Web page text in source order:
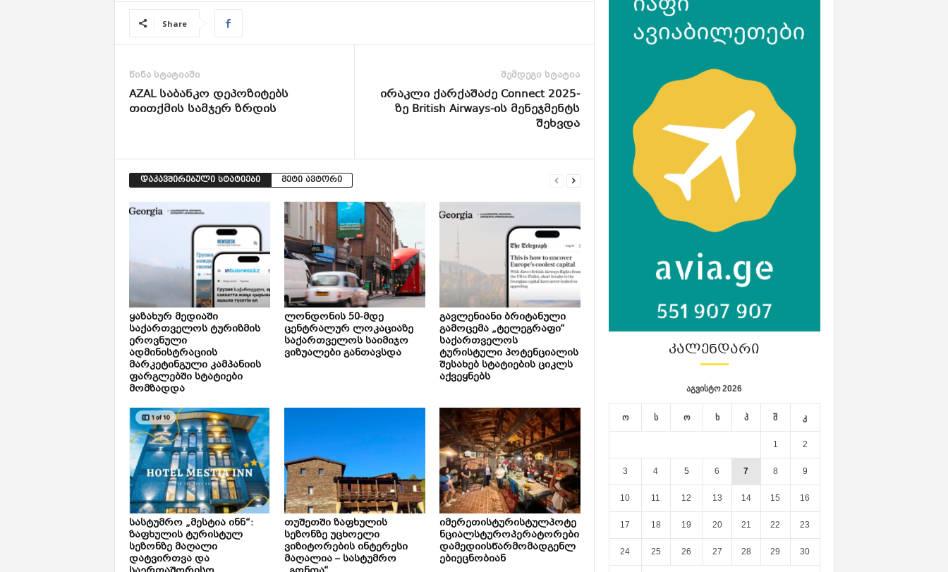
Share
წინა სტატიაში
AZAL საბანკო დეპოზიტებს
თითქმის სამჯერ ზრდის
შემდეგი სტატია
ირაკლი ქარქაშაძე Connect 2025-
ზე British Airways-ის მენეჯმენტს
შეხვდა
დაკავშირებული სტატიები მეტი ავტორი
ყაზახურ მედიაში
საქართველოს ტურიზმის
ეროვნული
ადმინისტრაციის
მარკეტინგული კამპანიის
ფარგლებში სტატიები
მომზადდა
ლონდონის 50-მდე
ცენტრალურ ლოკაციაზე
საქართველოს საიმიჯო
ვიზუალები განთავსდა
გავლენიანი ბრიტანული
გამოცემა „ტელეგრაფი“
საქართველოს
ტურისტული პოტენციალის
შესახებ სტატიების ციკლს
აქვეყნებს
სასტუმრო „მესტია ინნ“:
ზაფხულის ტურისტულ
სეზონზე მაღალი
დატვირთვა და
თუშეთში ზაფხულის
სეზონზე უცხოელი
ვიზიტორების ინტერესი
მაღალია – სასტუმრო
იმერეთისტურისტულპოტე
ნციალსტუროპერატორები
დამედიისწარმომადგენლ
ებიეცნობიან
ᲙᲐᲚᲔᲜᲓᲐᲠᲘ
აგვისტო 2026
ო ს ო ხ პ შ კ
1 2
3 4 5 6 7 8 9
10 11 12 13 14 15 16
17 18 19 20 21 22 23
24 25 26 27 28 29 30